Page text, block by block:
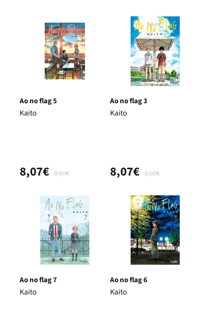
Ao no flag 5
Kaito
8,50€
8,07€
Ao no flag 3
Kaito
8,50€
8,07€
Ao no flag 7
Kaito
Ao no flag 6
Kaito